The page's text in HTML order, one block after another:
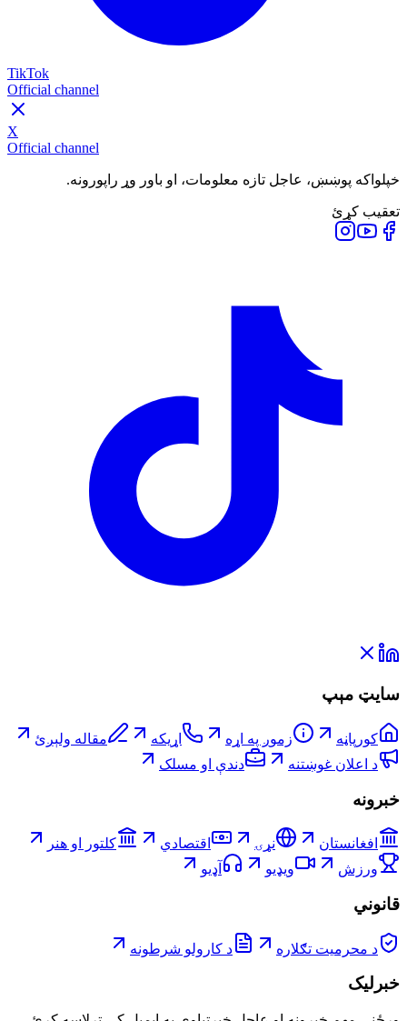
TikTok
Official channel
X
Official channel
خپلواکه پوښښ، عاجل تازه معلومات، او باور وړ راپورونه.
تعقیب کړئ
سایټ مېپ
کورپاڼه زموږ په اړه اړیکه
مقاله ولېږئ
د اعلان غوښتنه
دندې او مسلک
خبرونه
افغانستان نړۍ اقتصادي
کلتور او هنر
ورزش
ویډیو آډیو
قانوني
د محرمیت تګلاره د کارولو شرطونه
خبرلیک